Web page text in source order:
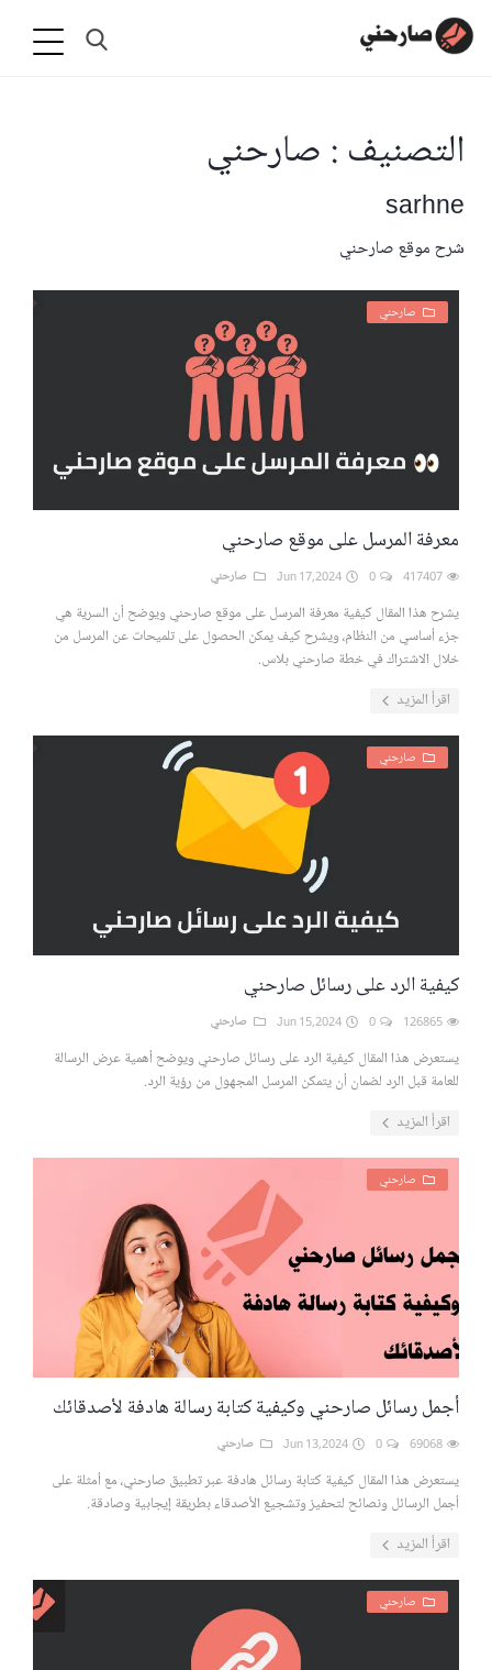
التصنيف : صارحني
sarhne
شرح موقع صارحني
صارحني
معرفة المرسل على موقع صارحني
صارحني
يشرح هذا المقال كيفية معرفة المرسل على موقع صارحني ويوضح أن السرية هي
جزء أساسي من النظام، ويشرح كيف يمكن الحصول على تلميحات عن المرسل من
خلال الاشتراك في خطة صارحني بلاس.
اقرأ المزيد
صارحني
كيفية الرد على رسائل صارحني
صارحني
يستعرض هذا المقال كيفية الرد على رسائل صارحني ويوضح أهمية عرض الرسالة
للعامة قبل الرد لضمان أن يتمكن المرسل المجهول من رؤية الرد.
اقرأ المزيد
صارحني
أجمل رسائل صارحني وكيفية كتابة رسالة هادفة لأصدقائك
صارحني
يستعرض هذا المقال كيفية كتابة رسائل هادفة عبر تطبيق صارحني، مع أمثلة على
أجمل الرسائل ونصائح لتحفيز وتشجيع الأصدقاء بطريقة إيجابية وصادقة.
اقرأ المزيد
صارحني